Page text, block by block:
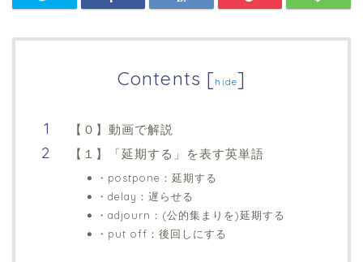
Contents [hide]
【０】動画で解説
【１】「延期する」を表す英単語
・postpone：延期する
・delay：遅らせる
・adjourn：(公的集まりを)延期する
・put off：後回しにする